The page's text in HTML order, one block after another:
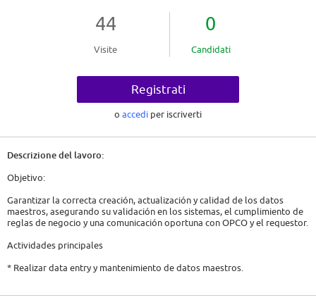
44
Visite
0
Candidati
Registrati
o accedi per iscriverti
Descrizione del lavoro:
Objetivo:
Garantizar la correcta creación, actualización y calidad de los datos
maestros, asegurando su validación en los sistemas, el cumplimiento de
reglas de negocio y una comunicación oportuna con OPCO y el requestor.
Actividades principales
* Realizar data entry y mantenimiento de datos maestros.